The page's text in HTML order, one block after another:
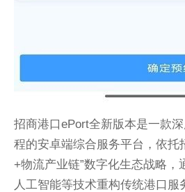
招商港口ePort全新版本是一款
程的安卓端综合服务平台，依托
+物流产业链”数字化生态战略，
人工智能等技术重构传统港口